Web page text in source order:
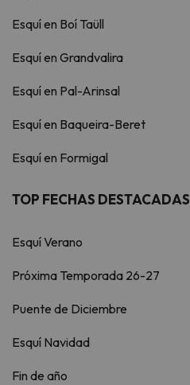
Esquí en Boí Taüll
Esquí en Grandvalira
Esquí en Pal-Arinsal
Esquí en Baqueira-Beret
Esquí en Formigal
TOP FECHAS DESTACADAS
Esquí Verano
Próxima Temporada 26-27
Puente de Diciembre
Esquí Navidad
Fin de año